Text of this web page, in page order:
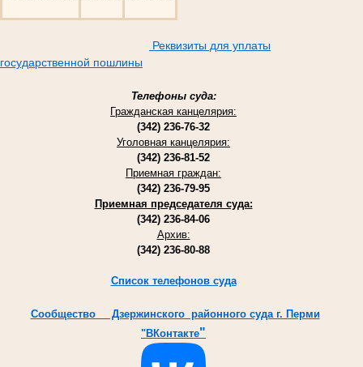
Реквизиты для уплаты
государственной пошлины
Телефоны суда:
Гражданская канцелярия:
(342) 236-76-32
Уголовная канцелярия:
(342) 236-81-52
Приемная граждан:
(342) 236-79-95
Приемная председателя суда:
(342) 236-84-06
Архив:
(342) 236-80-88
Список телефонов суда
Cообщество Дзержинского районного суда г. Перми
"ВКонтакте"